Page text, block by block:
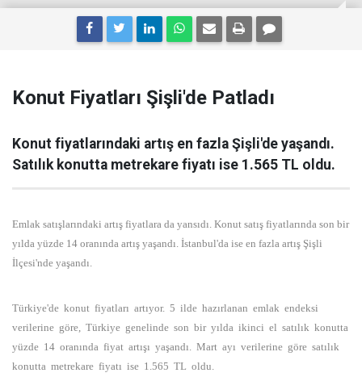
Konut Fiyatları Şişli'de Patladı
Konut fiyatlarındaki artış en fazla Şişli'de yaşandı.
Satılık konutta metrekare fiyatı ise 1.565 TL oldu.
Emlak satışlarındaki artış fiyatlara da yansıdı. Konut satış fiyatlarında son bir
yılda yüzde 14 oranında artış yaşandı. İstanbul'da ise en fazla artış Şişli
İlçesi'nde yaşandı.
Türkiye'de konut fiyatları artıyor. 5 ilde hazırlanan emlak endeksi
verilerine göre, Türkiye genelinde son bir yılda ikinci el satılık konutta
yüzde 14 oranında fiyat artışı yaşandı. Mart ayı verilerine göre satılık
konutta metrekare fiyatı ise 1.565 TL oldu.